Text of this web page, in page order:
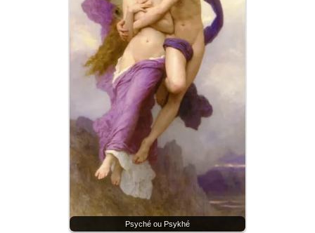
Psyché ou Psykhé